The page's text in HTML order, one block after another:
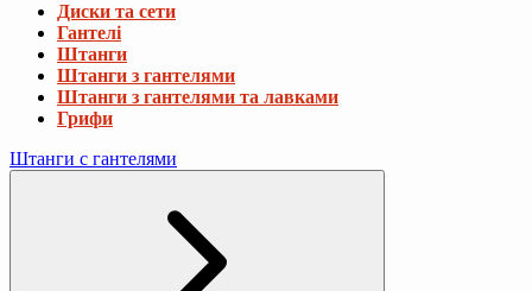
Диски та сети
Гантелі
Штанги
Штанги з гантелями
Штанги з гантелями та лавками
Грифи
Штанги с гантелями